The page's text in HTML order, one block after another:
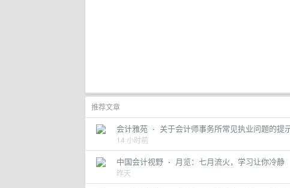
推荐文章
会计雅苑 · 关于会计师事务所常见执业问题的提
14 小时前
中国会计视野 · 月览：七月流火，学习让你冷静
昨天